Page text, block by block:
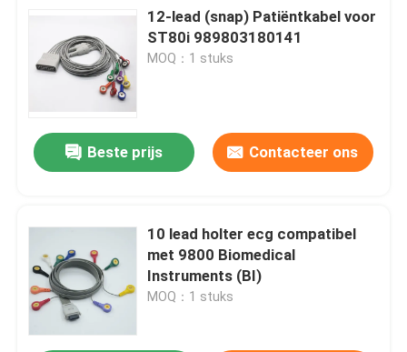
12-lead (snap) Patiëntkabel voor
ST80i 989803180141
MOQ：1 stuks
Beste prijs Contacteer ons
10 lead holter ecg compatibel
met 9800 Biomedical
Instruments (BI)
MOQ：1 stuks